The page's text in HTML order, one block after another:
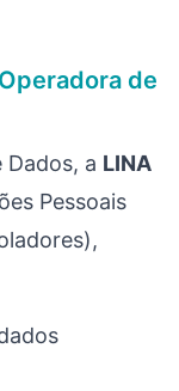
de
a LINA
Pessoais